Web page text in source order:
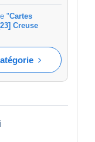
"Cartes
Creuse